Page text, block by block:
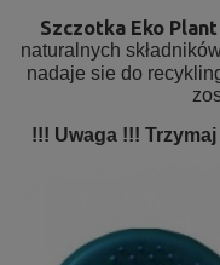
Szczotka Eko
naturalnych
nadaje sie do
!!! Uwaga !!!